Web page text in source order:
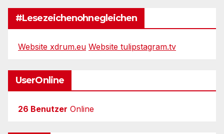
#Lesezeichenohnegleichen
Website xdrum.eu Website tulipstagram.tv
UserOnline
26 Benutzer Online